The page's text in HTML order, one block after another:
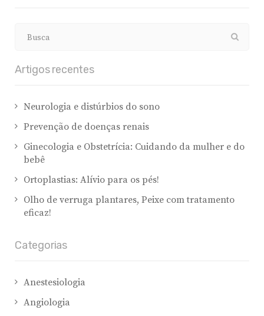
Artigos recentes
Neurologia e distúrbios do sono
Prevenção de doenças renais
Ginecologia e Obstetrícia: Cuidando da mulher e do
bebê
Ortoplastias: Alívio para os pés!
Olho de verruga plantares, Peixe com tratamento
eficaz!
Categorias
Anestesiologia
Angiologia